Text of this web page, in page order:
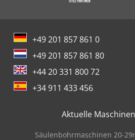
+49 201 857 861 0
+49 201 857 861 80
+44 20 331 800 72
+34 911 433 456
Aktuelle
Säulenbohrmaschinen 20-